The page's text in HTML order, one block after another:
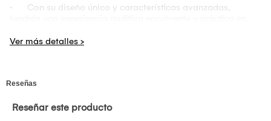
· Con su diseño único y características avanzadas,
graves profundos y agudos nítidos para una experiencia
· Comodidad Personalizada: Los auriculares vienen con